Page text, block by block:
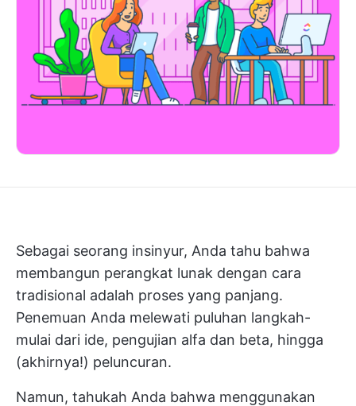
Sebagai seorang insinyur, Anda tahu bahwa
membangun perangkat lunak dengan cara
tradisional adalah proses yang panjang.
Penemuan Anda melewati puluhan langkah-
mulai dari ide, pengujian alfa dan beta, hingga
(akhirnya!) peluncuran.
Namun, tahukah Anda bahwa menggunakan